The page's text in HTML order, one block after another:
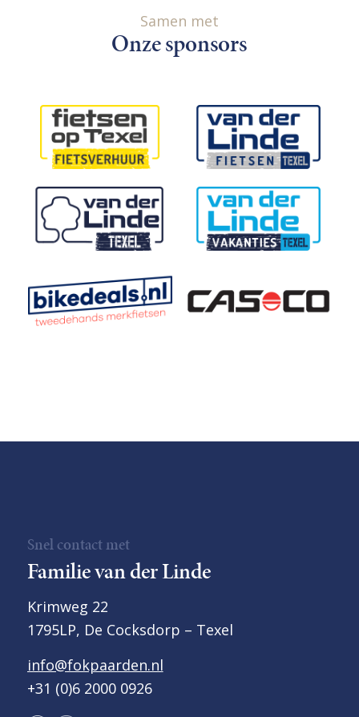
Samen met
Onze sponsors
Snel contact met
Familie van der Linde
Krimweg 22
1795LP, De Cocksdorp – Texel
info@fokpaarden.nl
+31 (0)6 2000 0926